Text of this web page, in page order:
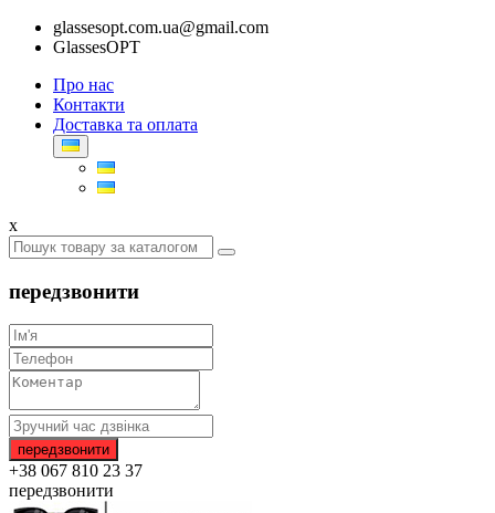
glassesopt.com.ua@gmail.com
GlassesOPT
Про нас
Контакти
Доставка та оплата
x
передзвонити
+38 067 810 23 37
передзвонити